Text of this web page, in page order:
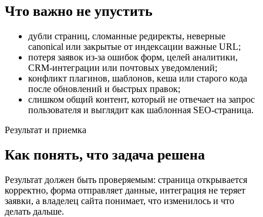
Что важно не упустить
дубли страниц, сломанные редиректы, неверные
canonical или закрытые от индексации важные URL;
потеря заявок из-за ошибок форм, целей аналитики,
CRM-интеграции или почтовых уведомлений;
конфликт плагинов, шаблонов, кеша или старого кода
после обновлений и быстрых правок;
слишком общий контент, который не отвечает на запрос
пользователя и выглядит как шаблонная SEO-страница.
Результат и приемка
Как понять, что задача решена
Результат должен быть проверяемым: страница открывается
корректно, форма отправляет данные, интеграция не теряет
заявки, а владелец сайта понимает, что изменилось и что
делать дальше.